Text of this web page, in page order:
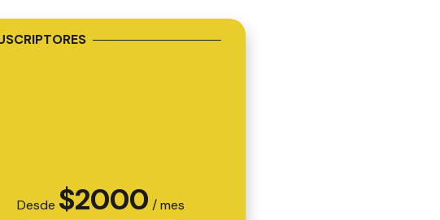
Desde $2000 / mes